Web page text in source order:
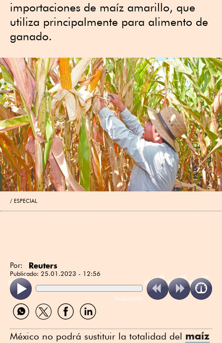
importaciones de maíz amarillo, que
utiliza principalmente para alimento de
ganado.
ESPECIAL
Por: Reuters
Publicado: 25.01.2023 - 12:56
ReadSpeaker
Compartir
por
Compartir
por
Compartir
por
Compartir
por
México no podrá sustituir la totalidad del maíz